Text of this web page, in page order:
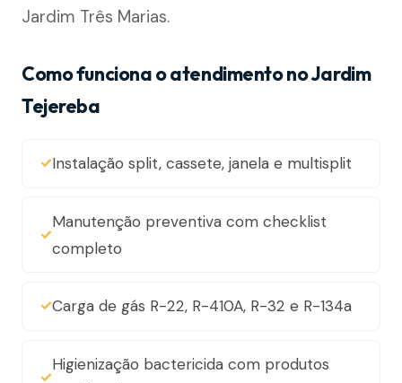
Jardim Três Marias.
Como funciona o atendimento no Jardim
Tejereba
Instalação split, cassete, janela e multisplit
Manutenção preventiva com checklist
completo
Carga de gás R-22, R-410A, R-32 e R-134a
Higienização bactericida com produtos